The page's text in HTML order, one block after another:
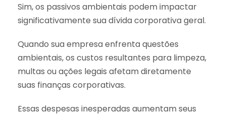
Sim, os passivos ambientais podem impactar
significativamente sua dívida corporativa geral.
Quando sua empresa enfrenta questões
ambientais, os custos resultantes para limpeza,
multas ou ações legais afetam diretamente
suas finanças corporativas.
Essas despesas inesperadas aumentam seus